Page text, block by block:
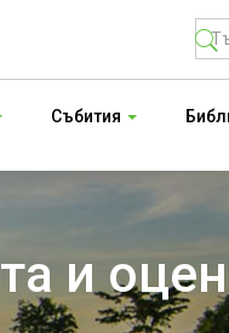
Събития
и